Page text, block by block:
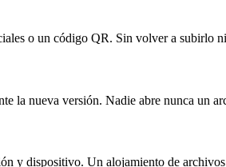
o un código QR. Sin volver a subirlo
la nueva versión. Nadie abre nunca un
y dispositivo. Un alojamiento de